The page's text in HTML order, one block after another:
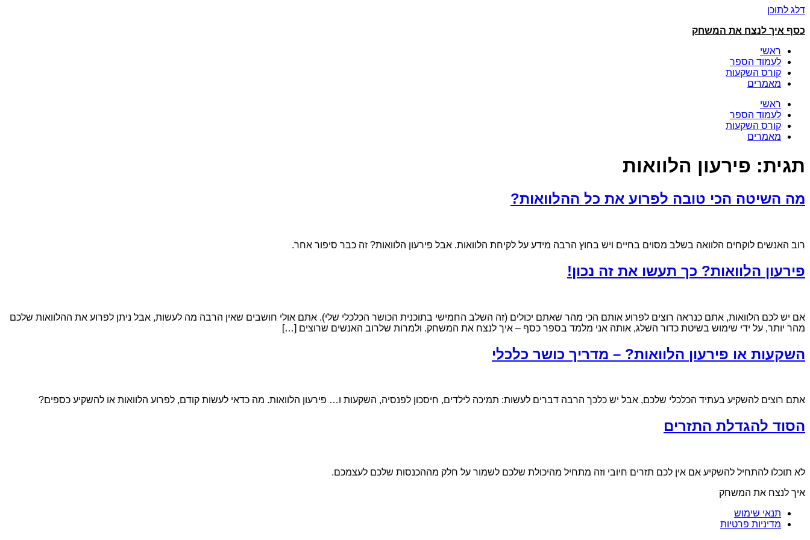
דלג לתוכן
כסף איך לנצח את המשחק
ראשי
לעמוד הספר
קורס השקעות
מאמרים
ראשי
לעמוד הספר
קורס השקעות
מאמרים
תגית: פירעון הלוואות
מה השיטה הכי טובה לפרוע את כל ההלוואות?
רוב האנשים לוקחים הלוואה בשלב מסוים בחיים ויש בחוץ הרבה מידע על לקיחת הלוואות. אבל פירעון הלוואות? זה כבר סיפור אחר.
פירעון הלוואות? כך תעשו את זה נכון!
אם יש לכם הלוואות, אתם כנראה רוצים לפרוע אותם הכי מהר שאתם יכולים (זה השלב החמישי בתוכנית הכושר הכלכלי שלי). אתם אולי חושבים שאין הרבה מה לעשות, אבל ניתן לפרוע את ההלוואות שלכם
מהר יותר, על ידי שימוש בשיטת כדור השלג, אותה אני מלמד בספר כסף – איך לנצח את המשחק. ולמרות שלרוב האנשים שרוצים […]
השקעות או פירעון הלוואות? – מדריך כושר כלכלי
אתם רוצים להשקיע בעתיד הכלכלי שלכם, אבל יש כלכך הרבה דברים לעשות: תמיכה לילדים, חיסכון לפנסיה, השקעות ו… פירעון הלוואות. מה כדאי לעשות קודם, לפרוע הלוואות או להשקיע כספים?
הסוד להגדלת התזרים
לא תוכלו להתחיל להשקיע אם אין לכם תזרים חיובי וזה מתחיל מהיכולת שלכם לשמור על חלק מההכנסות שלכם לעצמכם.
איך לנצח את המשחק
תנאי שימוש
מדיניות פרטיות